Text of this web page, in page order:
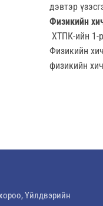
дэвтэр
Физикийн
ХТПК-ийн 1-
Физикийн
физикийн
Үйлдвэрийн